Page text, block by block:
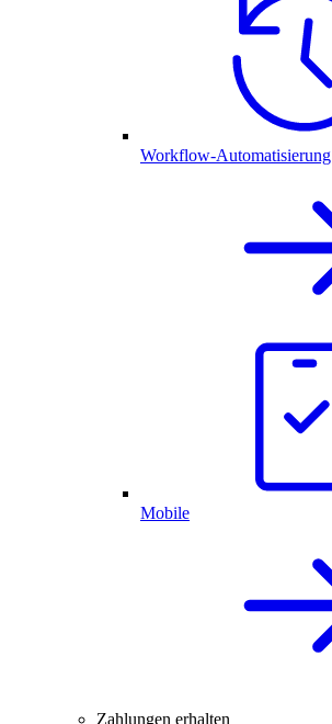
Workflow-Automatisierung
Mobile
Zahlungen erhalten